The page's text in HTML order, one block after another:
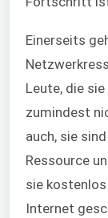
Einerseits
Leute, die
zumindest
auch, sie
Ressource
sie
Internet